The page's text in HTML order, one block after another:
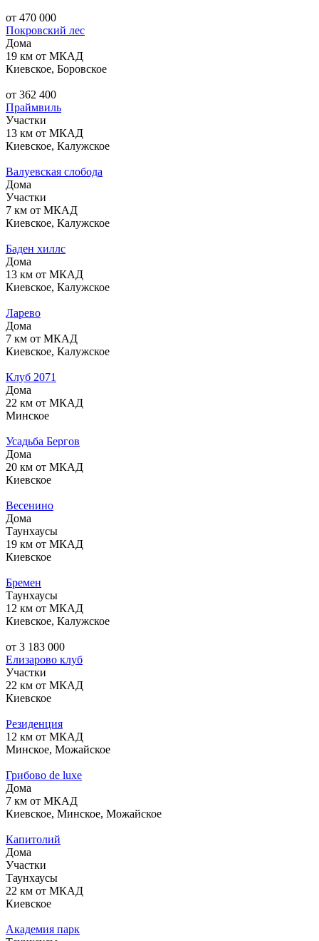
от 470 000
Покровский лес
Дома
19 км от МКАД
Киевское, Боровское
от 362 400
Праймвиль
Участки
13 км от МКАД
Киевское, Калужское
Валуевская слобода
Дома
Участки
7 км от МКАД
Киевское, Калужское
Баден хиллс
Дома
13 км от МКАД
Киевское, Калужское
Ларево
Дома
7 км от МКАД
Киевское, Калужское
Клуб 2071
Дома
22 км от МКАД
Минское
Усадьба Бергов
Дома
20 км от МКАД
Киевское
Весенино
Дома
Таунхаусы
19 км от МКАД
Киевское
Бремен
Таунхаусы
12 км от МКАД
Киевское, Калужское
от 3 183 000
Елизарово клуб
Участки
22 км от МКАД
Киевское
Резиденция
12 км от МКАД
Минское, Можайское
Грибово de luxe
Дома
7 км от МКАД
Киевское, Минское, Можайское
Капитолий
Дома
Участки
Таунхаусы
22 км от МКАД
Киевское
Академия парк